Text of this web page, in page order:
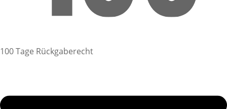
100 Tage Rückgaberecht